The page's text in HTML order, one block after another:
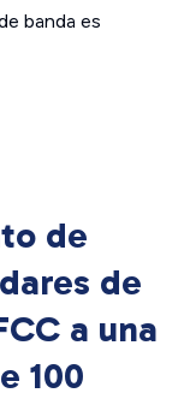
banda es
de
de
a una
100